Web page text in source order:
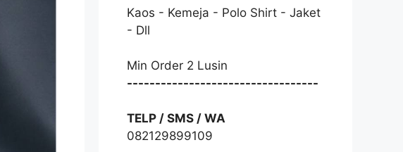
Kaos - Kemeja - Polo Shirt - Jaket
- Dll
Min Order 2 Lusin
----------------------------------
TELP / SMS / WA
082129899109